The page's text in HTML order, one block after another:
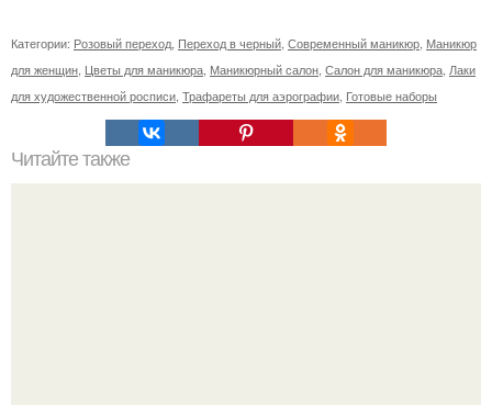
Категории: Розовый переход Переход в черный Современный маникюр Маникюр
для женщин Цветы для маникюра Маникюрный салон Салон для маникюра Лаки
для художественной росписи Трафареты для аэрографии Готовые наборы
Читайте также